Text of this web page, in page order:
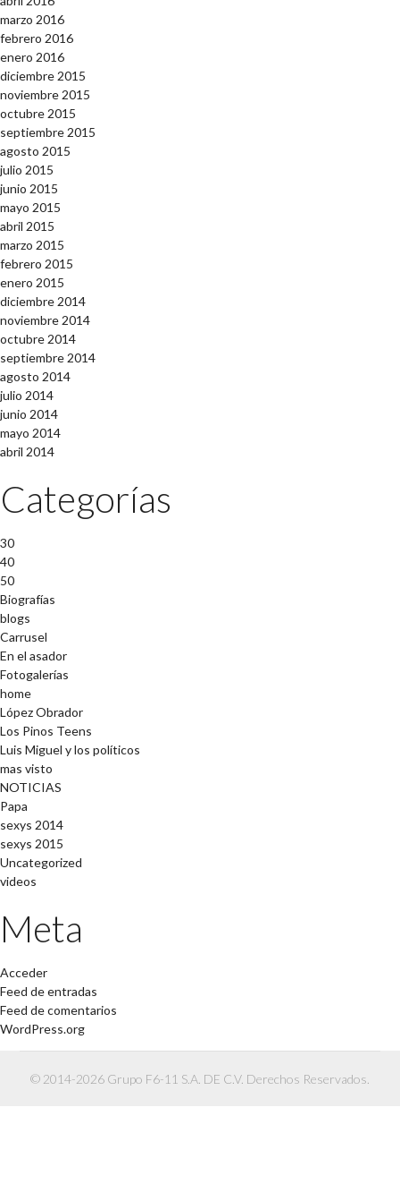
marzo 2016
febrero 2016
enero 2016
diciembre 2015
noviembre 2015
octubre 2015
septiembre 2015
agosto 2015
julio 2015
junio 2015
mayo 2015
abril 2015
marzo 2015
febrero 2015
enero 2015
diciembre 2014
noviembre 2014
octubre 2014
septiembre 2014
agosto 2014
julio 2014
junio 2014
mayo 2014
abril 2014
Categorías
30
40
50
Biografías
blogs
Carrusel
En el asador
Fotogalerías
home
López Obrador
Los Pinos Teens
Luis Miguel y los políticos
mas visto
NOTICIAS
Papa
sexys 2014
sexys 2015
Uncategorized
videos
Meta
Acceder
Feed de entradas
Feed de comentarios
WordPress.org
© 2014-2026 Grupo F6-11 S.A. DE C.V. Derechos Reservados.